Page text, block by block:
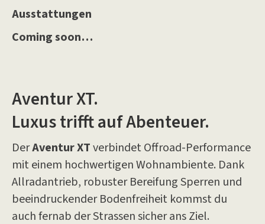
Ausstattungen
Coming soon…
Aventur XT.
Luxus trifft auf Abenteuer.
DerAventur XTverbindet Offroad-Performance
mit einem hochwertigen Wohnambiente. Dank
Allradantrieb, robuster Bereifung Sperren und
beeindruckender Bodenfreiheit kommst du
auch fernab der Strassen sicher ans Ziel.